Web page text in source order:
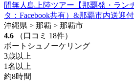
間無人島上陸ツアー【那覇発・ラン
タ：Facebook共有）&那覇市内送迎
沖縄県 > 那覇 > 那覇市
4.6
（口コミ 18件）
ボートシュノーケリング
3歳以上
1名以上
約8時間